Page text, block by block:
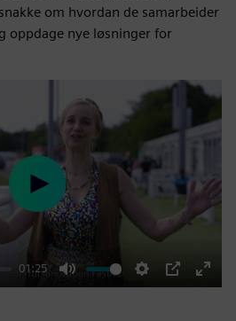
om hvordan de samarbeider
oppdage nye løsninger for
01:25
Mute Settings
PIP
Enter
Play